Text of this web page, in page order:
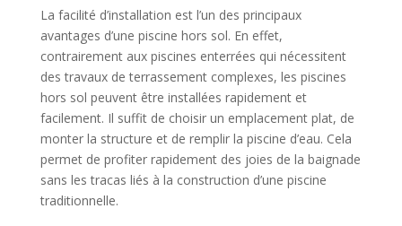
La facilité d’installation est l’un des principaux
avantages d’une piscine hors sol. En effet,
contrairement aux piscines enterrées qui nécessitent
des travaux de terrassement complexes, les piscines
hors sol peuvent être installées rapidement et
facilement. Il suffit de choisir un emplacement plat, de
monter la structure et de remplir la piscine d’eau. Cela
permet de profiter rapidement des joies de la baignade
sans les tracas liés à la construction d’une piscine
traditionnelle.